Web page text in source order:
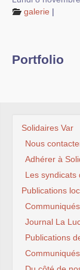
Mobilisations et
galerie |
Portfolio
Solidaires Var
Nous
Adhérer à
Les syndicats
Publications
Journal La
Publications